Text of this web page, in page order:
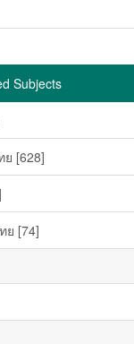
Subjects
ย [628]
ย [74]